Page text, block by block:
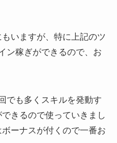
いますが、特に上記のツ
ン稼ぎができるので、お
でも多くスキルを発動す
きるので使っていきまし
ーナスが付くので一番お